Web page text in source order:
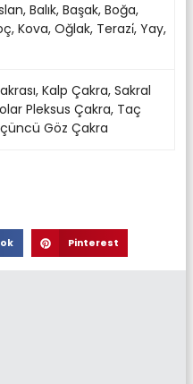
, Balık, Başak, Boğa,
, Kova, Oğlak, Terazi̇, Yay,
, Kalp Çakra, Sakral
Pleksus Çakra, Taç
Göz Çakra
Pinterest